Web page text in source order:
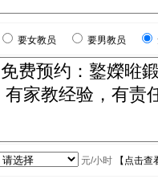
要女教员 要男教员
元/小时【 点击查